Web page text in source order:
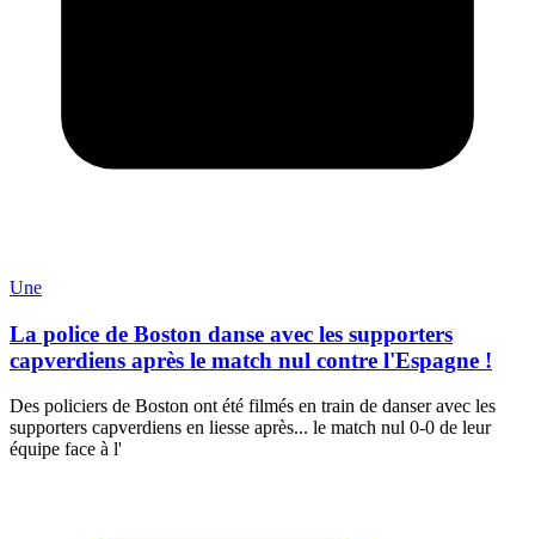
Une
La police de Boston danse avec les supporters
capverdiens après le match nul contre l'Espagne !
Des policiers de Boston ont été filmés en train de danser avec les
supporters capverdiens en liesse après... le match nul 0-0 de leur
équipe face à l'